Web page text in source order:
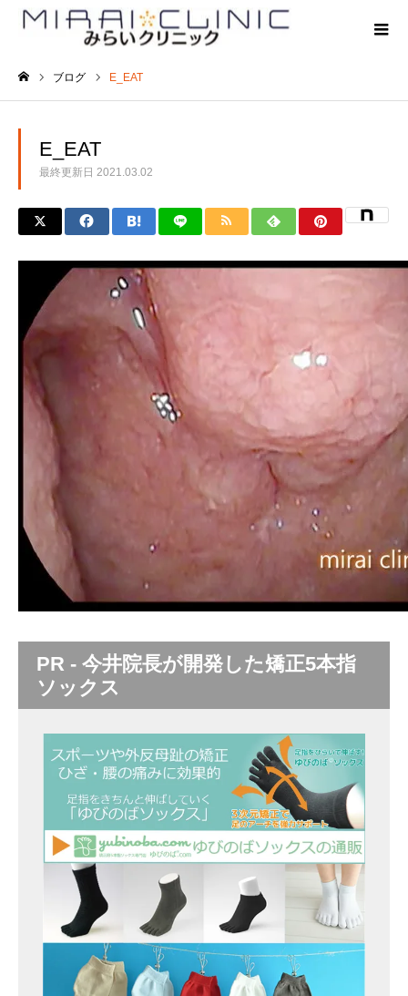
ブログ E_EAT
E_EAT
最終更新日 2021.03.02
PR - 今井院長が開発した矯正5本指
ソックス